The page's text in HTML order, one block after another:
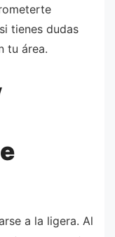
tienes dudas
tu área.
a la ligera. Al